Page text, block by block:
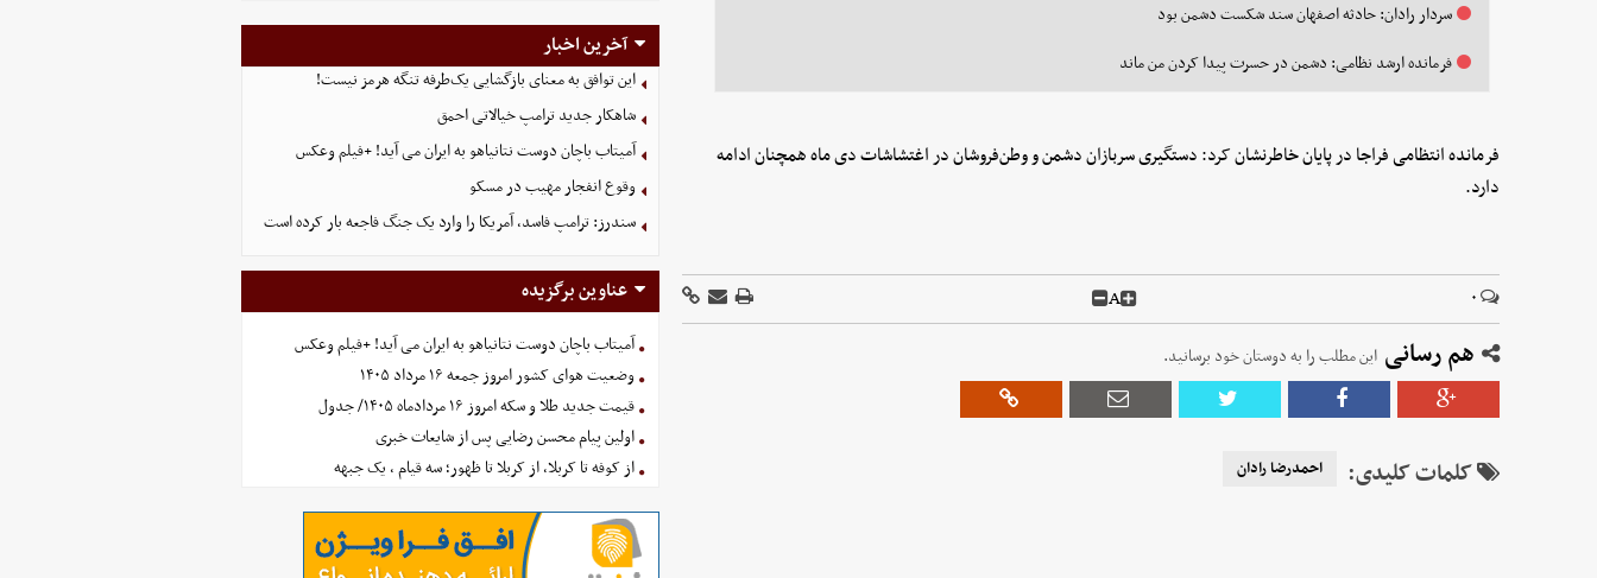
سردار رادان: حادثه اصفهان سند شکست دشمن بود
فرمانده ارشد نظامی: دشمن در حسرت پیدا کردن من ماند
فرمانده انتظامی فراجا در پایان خاطرنشان کرد: دستگیری سربازان دشمن و وطن‌فروشان در اغتشاشات دی ماه همچنان ادامه
دارد.
۰ A
هم رسانی این مطلب را به دوستان خود برسانید.
کلمات کلیدی: احمدرضا رادان
آخرین اخبار
این توافق به معنای بازگشایی یک‌طرفه تنگه هرمز نیست!
شاهکار جدید ترامپ خیالاتی احمق
آمیتاب باچان دوست نتانیاهو به ایران می آید! +فیلم وعکس
وقوع انفجار مهیب در مسکو
سندرز: ترامپ فاسد، آمریکا را وارد یک جنگ فاجعه بار کرده است
عناوین برگزیده
آمیتاب باچان دوست نتانیاهو به ایران می آید! +فیلم وعکس
وضعیت هوای کشور امروز جمعه ۱۶ مرداد ۱۴۰۵
قیمت جدید طلا و سکه امروز ۱۶ مردادماه ۱۴۰۵/ جدول
اولین پیام محسن رضایی پس از شایعات خبری
از کوفه تا کربلا، از کربلا تا ظهور؛ سه قیام ، یک جبهه